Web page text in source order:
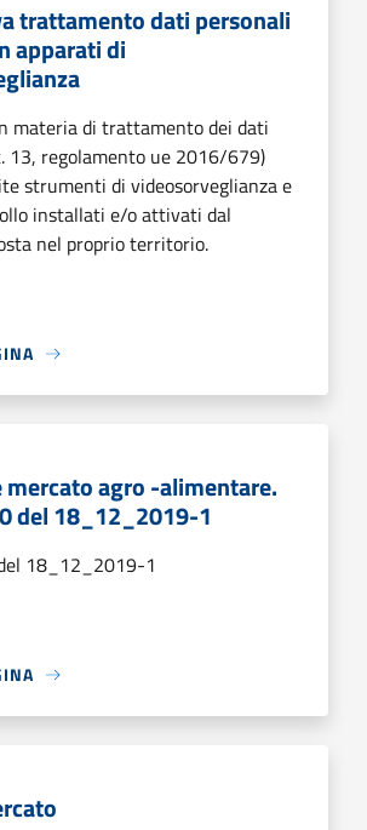
trattamento dati personali
apparati di
materia di trattamento dei dati
13, regolamento ue 2016/679)
strumenti di videosorveglianza e
installati e/o attivati dal
nel proprio territorio.
agro -alimentare.
del 18_12_2019-1
18_12_2019-1